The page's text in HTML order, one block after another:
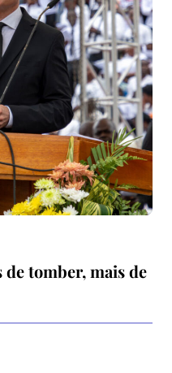
de tomber, mais de